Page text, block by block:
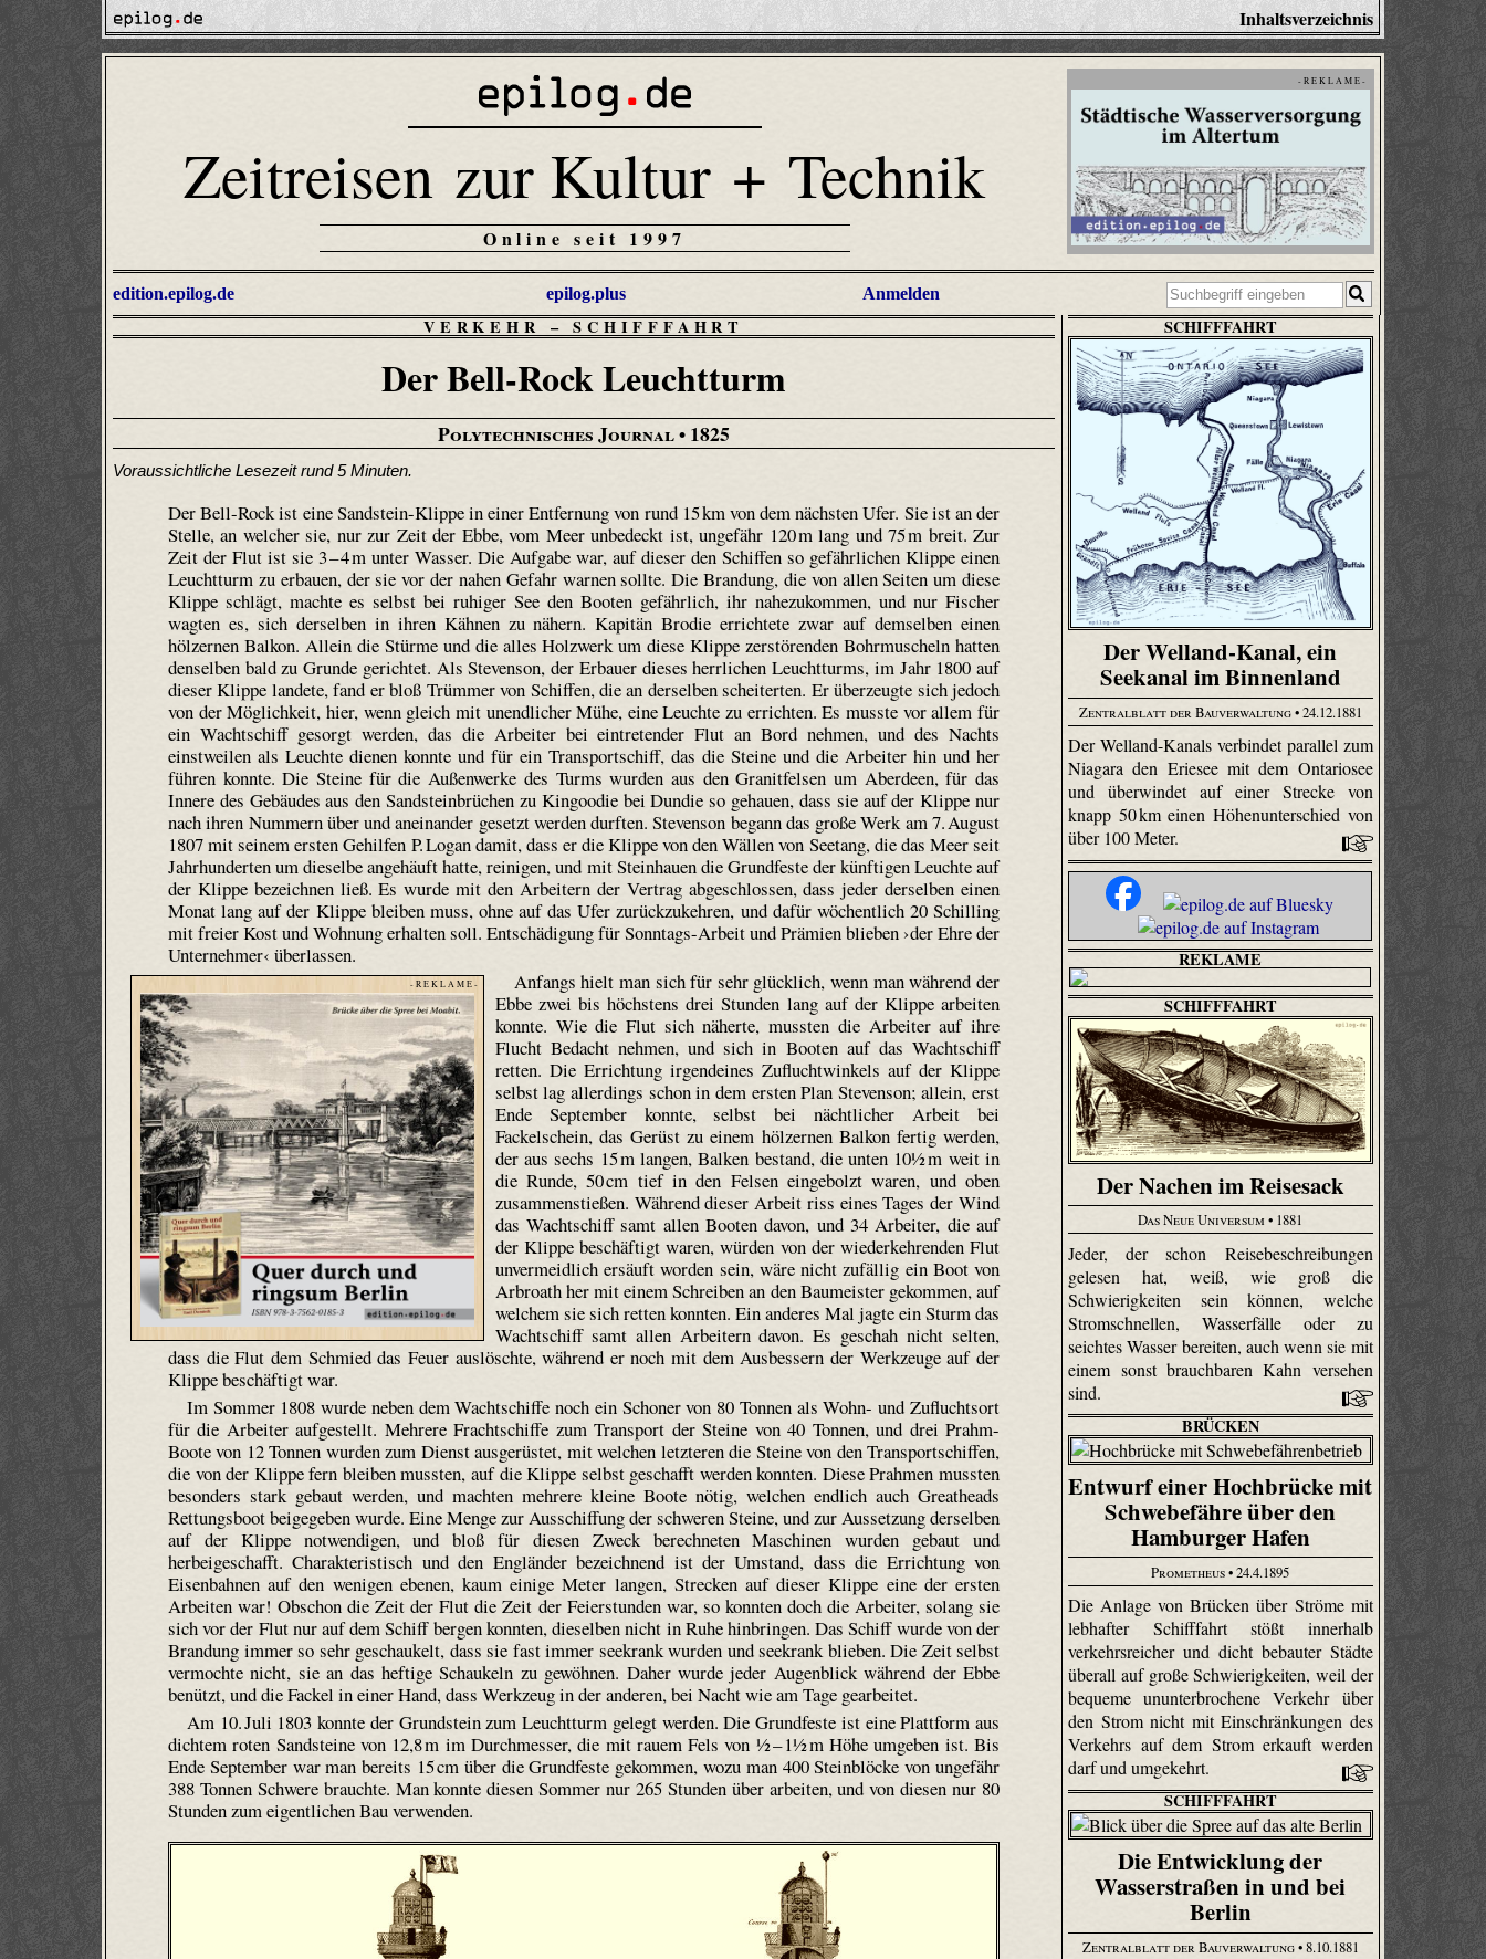
Inhaltsverzeichnis
Zeitreisen zur Kultur + Technik
Online seit 1997
- R E K L A M E -
edition.epilog.de epilog.plus Anmelden
VERKEHR–SCHIFFFAHRT
Der Bell-Rock Leuchtturm
Polytechnisches Journal• 1825
Voraussichtliche Lesezeit rund 5 Minuten.
Der Bell-Rock ist eine Sandstein-Klippe in einer Entfernung von rund 15 km von dem nächsten Ufer. Sie ist an der
Stelle, an welcher sie, nur zur Zeit der Ebbe, vom Meer unbedeckt ist, ungefähr 120 m lang und 75 m breit. Zur
Zeit der Flut ist sie 3 – 4 m unter Wasser. Die Aufgabe war, auf dieser den Schiffen so gefährlichen Klippe einen
Leuchtturm zu erbauen, der sie vor der nahen Gefahr warnen sollte. Die Brandung, die von allen Seiten um diese
Klippe schlägt, machte es selbst bei ruhiger See den Booten gefährlich, ihr nahezukommen, und nur Fischer
wagten es, sich derselben in ihren Kähnen zu nähern. Kapitän Brodie errichtete zwar auf demselben einen
hölzernen Balkon. Allein die Stürme und die alles Holzwerk um diese Klippe zerstörenden Bohrmuscheln hatten
denselben bald zu Grunde gerichtet. Als Stevenson, der Erbauer dieses herrlichen Leuchtturms, im Jahr 1800 auf
dieser Klippe landete, fand er bloß Trümmer von Schiffen, die an derselben scheiterten. Er überzeugte sich jedoch
von der Möglichkeit, hier, wenn gleich mit unendlicher Mühe, eine Leuchte zu errichten. Es musste vor allem für
ein Wacht­schiff gesorgt werden, das die Arbeiter bei eintretender Flut an Bord nehmen, und des Nachts
einstweilen als Leuchte dienen konnte und für ein Transportschiff, das die Steine und die Arbeiter hin und her
führen konnte. Die Steine für die Außenwerke des Turms wurden aus den Granitfelsen um Aberdeen, für das
Innere des Gebäudes aus den Sandsteinbrüchen zu Kingoodie bei Dundie so gehauen, dass sie auf der Klippe nur
nach ihren Nummern über und aneinander gesetzt werden durften. Stevenson begann das große Werk am 7. August
1807 mit seinem ersten Gehilfen P. Logan damit, dass er die Klippe von den Wällen von Seetang, die das Meer seit
Jahrhunderten um dieselbe angehäuft hatte, reinigen, und mit Stein­hauen die Grundfeste der künftigen Leuchte auf
der Klippe bezeichnen ließ. Es wurde mit den Arbeitern der Vertrag abgeschlossen, dass jeder derselben einen
Monat lang auf der Klippe bleiben muss, ohne auf das Ufer zurückzukehren, und dafür wöchentlich 20 Schilling
mit freier Kost und Wohnung erhalten soll. Entschädigung für Sonntags-Arbeit und Prämien blieben ›der Ehre der
Unternehmer‹ überlassen.
- R E K L A M E -
Anfangs hielt man sich für sehr glücklich, wenn man während der
Ebbe zwei bis höchstens drei Stunden lang auf der Klippe arbeiten
konnte. Wie die Flut sich näherte, mussten die Arbeiter auf ihre
Flucht Bedacht nehmen, und sich in Booten auf das Wacht­schiff
retten. Die Errichtung irgendeines Zuflucht­winkels auf der Klippe
selbst lag allerdings schon in dem ersten Plan Stevenson; allein, erst
Ende September konnte, selbst bei nächtlicher Arbeit bei
Fackelschein, das Gerüst zu einem hölzernen Balkon fertig werden,
der aus sechs 15 m langen, Balken bestand, die unten 10½ m weit in
die Runde, 50 cm tief in den Felsen einge­bolzt waren, und oben
zusammenstießen. Während dieser Arbeit riss eines Tages der Wind
das Wacht­schiff samt allen Booten davon, und 34 Arbeiter, die auf
der Klippe beschäftigt waren, würden von der wiederkehrenden Flut
unvermeidlich ersäuft worden sein, wäre nicht zufällig ein Boot von
Arbroath her mit einem Schreiben an den Baumeister gekommen, auf
welchem sie sich retten konnten. Ein anderes Mal jagte ein Sturm das
Wacht­schiff samt allen Arbeitern davon. Es geschah nicht selten,
dass die Flut dem Schmied das Feuer auslöschte, während er noch mit dem Ausbessern der Werkzeuge auf der
Klippe beschäftigt war.
Im Sommer 1808 wurde neben dem Wacht­schiffe noch ein Schoner von 80 Tonnen als Wohn- und Zufluchtsort
für die Arbeiter aufgestellt. Mehrere Frachtschiffe zum Transport der Steine von 40 Tonnen, und drei Prahm-
Boote von 12 Tonnen wurden zum Dienst ausgerüstet, mit welchen letzteren die Steine von den Transportschiffen,
die von der Klippe fern bleiben mussten, auf die Klippe selbst geschafft werden konnten. Diese Prahmen mussten
besonders stark gebaut werden, und machten mehrere kleine Boote nötig, welchen endlich auch Great­heads
Rettungsboot beigegeben wurde. Eine Menge zur Ausschiffung der schweren Steine, und zur Aussetzung derselben
auf der Klippe notwendigen, und bloß für diesen Zweck berechneten Maschinen wurden gebaut und
herbeigeschafft. Charakteristisch und den Engländer bezeichnend ist der Umstand, dass die Errichtung von
Eisenbahnen auf den wenigen ebenen, kaum einige Meter langen, Strecken auf dieser Klippe eine der ersten
Arbeiten war! Obschon die Zeit der Flut die Zeit der Feierstunden war, so konnten doch die Arbeiter, solang sie
sich vor der Flut nur auf dem Schiff bergen konnten, dieselben nicht in Ruhe hinbringen. Das Schiff wurde von der
Brandung immer so sehr geschaukelt, dass sie fast immer seekrank wurden und seekrank blieben. Die Zeit selbst
vermochte nicht, sie an das heftige Schaukeln zu gewöhnen. Daher wurde jeder Augenblick während der Ebbe
benützt, und die Fackel in einer Hand, dass Werkzeug in der anderen, bei Nacht wie am Tage gearbeitet.
Am 10. Juli 1803 konnte der Grundstein zum Leuchtturm gelegt werden. Die Grundfeste ist eine Plattform aus
dichtem roten Sandsteine von 12,8 m im Durchmesser, die mit rauem Fels von ½ – 1½ m Höhe umgeben ist. Bis
Ende September war man bereits 15 cm über die Grundfeste gekommen, wozu man 400 Steinblöcke von ungefähr
388 Tonnen Schwere brauchte. Man konnte diesen Sommer nur 265 Stunden über arbeiten, und von diesen nur 80
Stunden zum eigentlichen Bau verwenden.
SCHIFFFAHRT
Der Welland-Kanal, ein
Seekanal im Binnenland
Zentralblatt der Bauverwaltung• 24.12.1881
Der Welland-Kanals verbindet parallel zum
Niagara den Eriesee mit dem Ontariosee
und überwindet auf einer Strecke von
knapp 50 km einen Höhenunterschied von
über 100 Meter.
REKLAME
SCHIFFFAHRT
Der Nachen im Reisesack
Das Neue Universum • 1881
Jeder, der schon Reisebeschreibungen
gelesen hat, weiß, wie groß die
Schwierigkeiten sein können, welche
Stromschnellen, Wasserfälle oder zu
seichtes Wasser bereiten, auch wenn sie mit
einem sonst brauchbaren Kahn versehen
sind.
BRÜCKEN
Entwurf einer Hochbrücke mit
Schwebefähre über den
Hamburger Hafen
Prometheus• 24.4.1895
Die Anlage von Brücken über Ströme mit
lebhafter Schifffahrt stößt innerhalb
verkehrsreicher und dicht bebauter Städte
überall auf große Schwierigkeiten, weil der
bequeme ununterbrochene Verkehr über
den Strom nicht mit Einschränkungen des
Verkehrs auf dem Strom erkauft werden
darf und umgekehrt.
SCHIFFFAHRT
Die Entwicklung der
Wasserstraßen in und bei
Berlin
Zentralblatt der Bauverwaltung• 8.10.1881